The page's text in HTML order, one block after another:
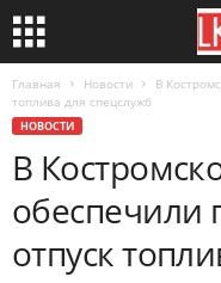
Главная Новости
В
топлива для спецслужб
НОВОСТИ
В
обеспечили
отпуск